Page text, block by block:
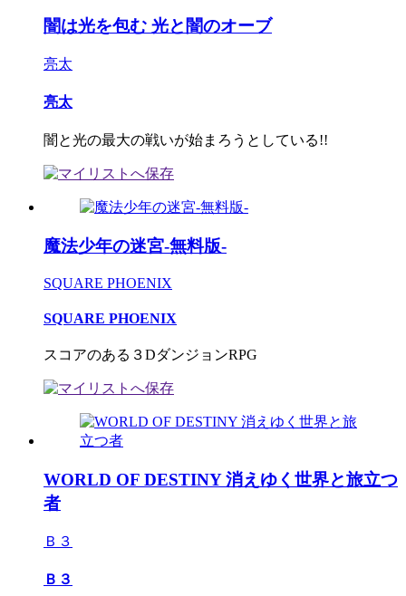
闇は光を包む 光と闇のオーブ
亮太
亮太
闇と光の最大の戦いが始まろうとしている!!
魔法少年の迷宮-無料版-
SQUARE PHOENIX
SQUARE PHOENIX
スコアのある３DダンジョンRPG
WORLD OF DESTINY 消えゆく世界と旅立つ
者
Ｂ３
Ｂ３